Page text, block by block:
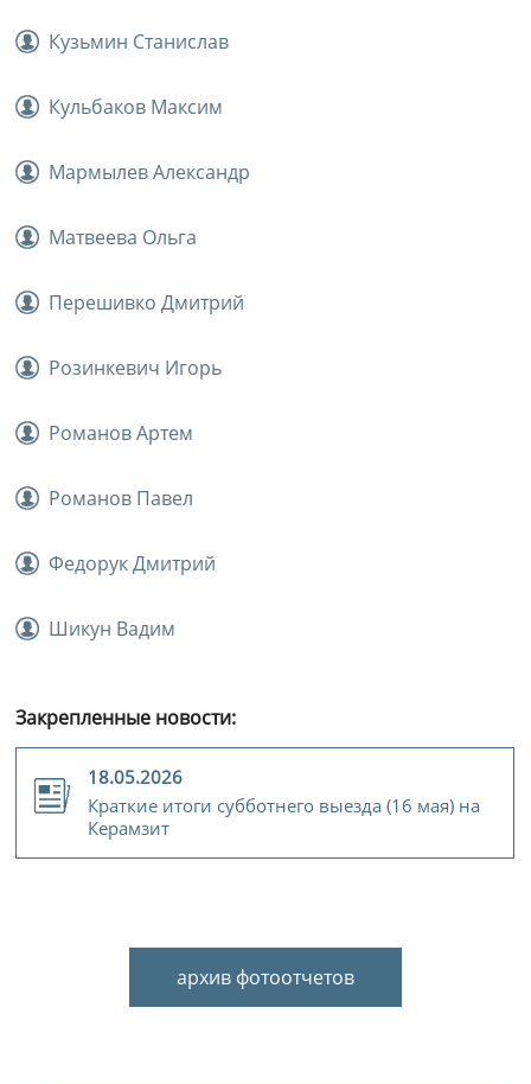
Кузьмин Станислав
Кульбаков Максим
Мармылев Александр
Матвеева Ольга
Перешивко Дмитрий
Розинкевич Игорь
Романов Артем
Романов Павел
Федорук Дмитрий
Шикун Вадим
Закрепленные новости:
18.05.2026
Краткие итоги субботнего выезда (16 мая) на
Керамзит
архив фотоотчетов